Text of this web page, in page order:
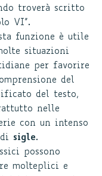
troverà scritto
VI”.
funzione è utile
situazioni
per favorire
del
del testo,
nelle
con un intenso
sigle.
possono
molteplici e